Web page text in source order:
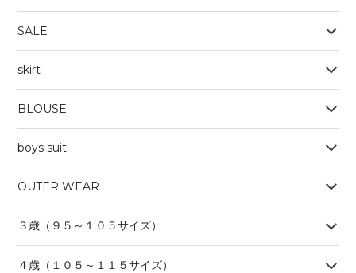
SALE
skirt
BLOUSE
boys suit
OUTER WEAR
３歳（９５～１０５サイズ）
４歳（１０５～１１５サイズ）